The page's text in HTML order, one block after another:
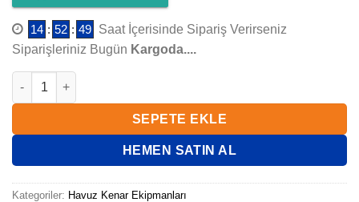
14 : 52 : 48 Saat İçerisinde Sipariş Verirseniz
Siparişleriniz Bugün Kargoda....
TRAMPLEN 50x400x38 cm WTF400.B MODEL WATERFUN adet
SEPETE EKLE
HEMEN SATIN AL
Kategoriler: Havuz Kenar Ekipmanları